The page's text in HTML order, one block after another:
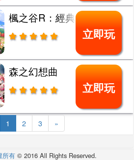
楓之谷R：經典新定義
立即玩
森之幻想曲
立即玩
1 2 3 »
所有 © 2016 All Rights Reserved.